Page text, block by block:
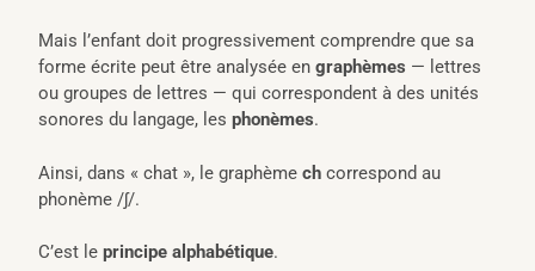
Mais l’enfant doit progressivement comprendre que sa
forme écrite peut être analysée en graphèmes — lettres
ou groupes de lettres — qui correspondent à des unités
sonores du langage, les phonèmes.
Ainsi, dans « chat », le graphème ch correspond au
phonème /ʃ/.
C’est le principe alphabétique.